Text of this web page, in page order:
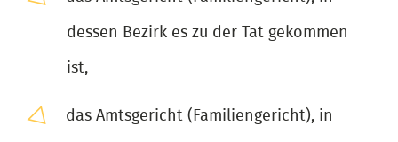
dessen Bezirk es zu der Tat gekommen
ist,
das Amtsgericht (Familiengericht), in